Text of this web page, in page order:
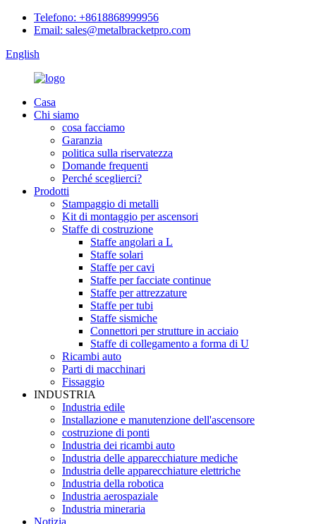
Telefono: +8618868999956
Email: sales@metalbracketpro.com
English
Casa
Chi siamo
cosa facciamo
Garanzia
politica sulla riservatezza
Domande frequenti
Perché sceglierci?
Prodotti
Stampaggio di metalli
Kit di montaggio per ascensori
Staffe di costruzione
Staffe angolari a L
Staffe solari
Staffe per cavi
Staffe per facciate continue
Staffe per attrezzature
Staffe per tubi
Staffe sismiche
Connettori per strutture in acciaio
Staffe di collegamento a forma di U
Ricambi auto
Parti di macchinari
Fissaggio
INDUSTRIA
Industria edile
Installazione e manutenzione dell'ascensore
costruzione di ponti
Industria dei ricambi auto
Industria delle apparecchiature mediche
Industria delle apparecchiature elettriche
Industria della robotica
Industria aerospaziale
Industria mineraria
Notizia